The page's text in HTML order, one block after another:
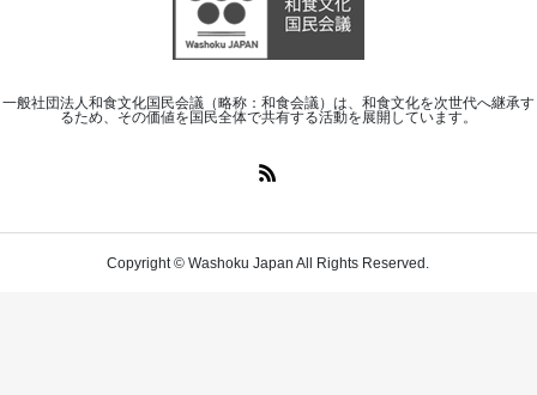
一般社団法人和食文化国民会議（略称：和食会議）は、和食文化を次世代へ継承す
るため、その価値を国民全体で共有する活動を展開しています。
Copyright © Washoku Japan All Rights Reserved.